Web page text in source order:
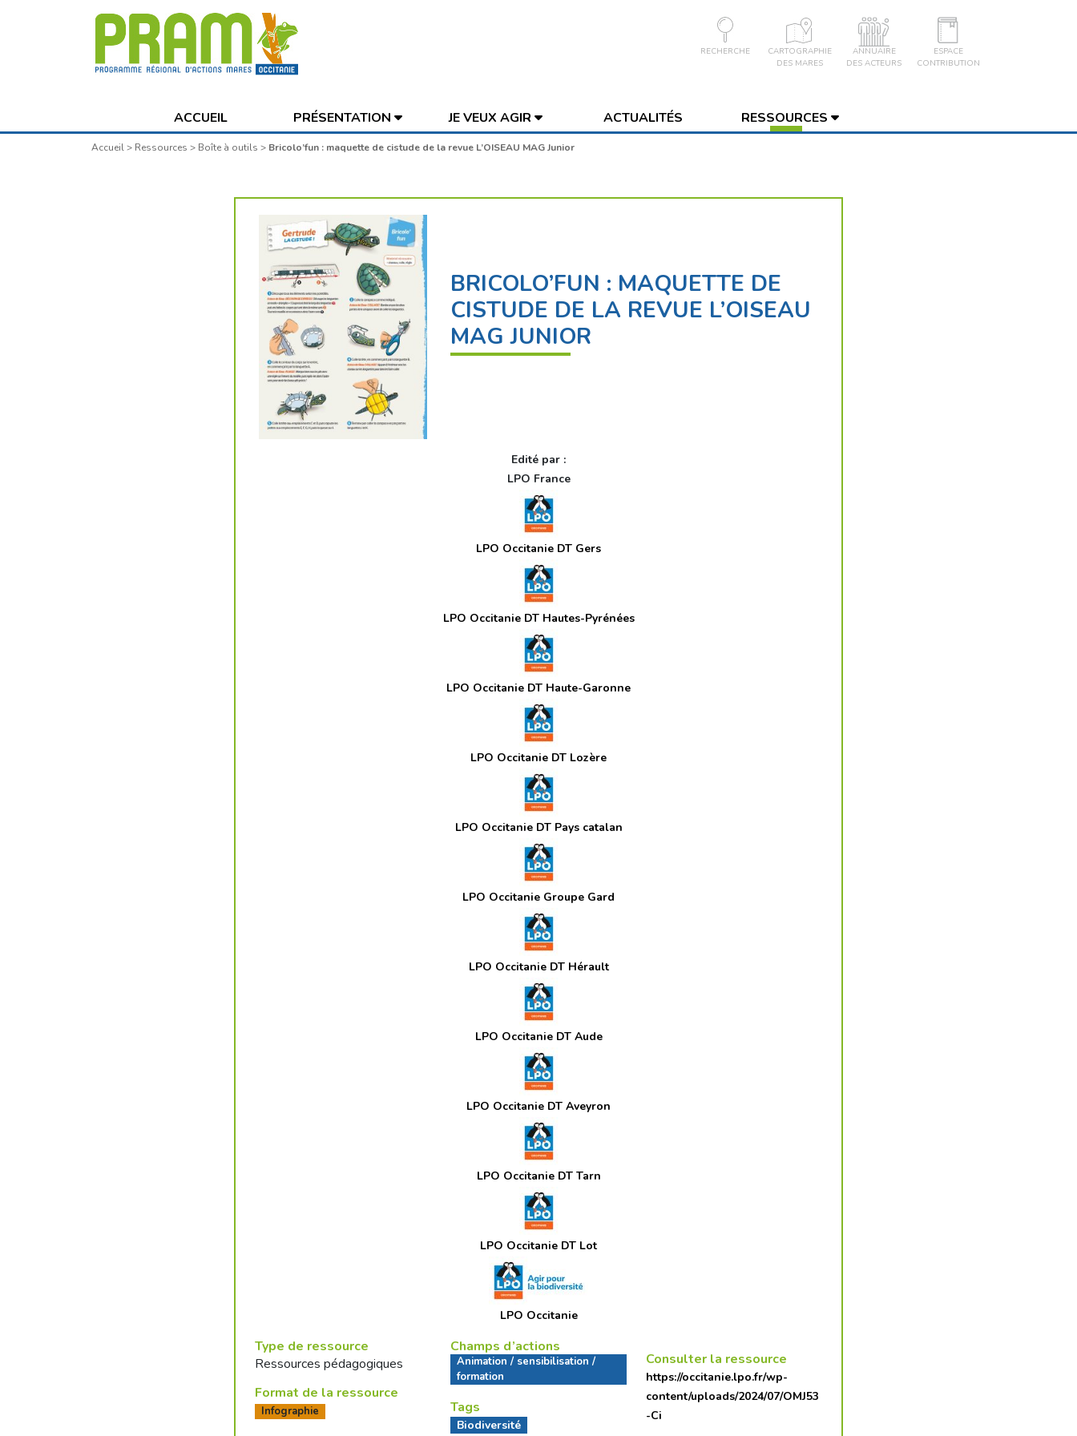
RECHERCHE
CARTOGRAPHIE
DES MARES
ANNUAIRE
DES ACTEURS
ESPACE
CONTRIBUTION
ACCUEIL PRÉSENTATION JE VEUX AGIR ACTUALITÉS RESSOURCES
Accueil> Ressources > Boîte à outils > Bricolo’fun : maquette de cistude de la revue L’OISEAU MAG Junior
BRICOLO’FUN : MAQUETTE DE
CISTUDE DE LA REVUE L’OISEAU
MAG JUNIOR
Edité par :
LPO France
LPO Occitanie DT Gers
LPO Occitanie DT Hautes-Pyrénées
LPO Occitanie DT Haute-Garonne
LPO Occitanie DT Lozère
LPO Occitanie DT Pays catalan
LPO Occitanie Groupe Gard
LPO Occitanie DT Hérault
LPO Occitanie DT Aude
LPO Occitanie DT Aveyron
LPO Occitanie DT Tarn
LPO Occitanie DT Lot
LPO Occitanie
Type de ressource
Ressources pédagogiques
Format de la ressource
Infographie
Champs d’actions
Animation / sensibilisation /
formation
Tags
Biodiversité
Consulter la ressource
https://occitanie.lpo.fr/wp-
content/uploads/2024/07/OMJ53
-Ci